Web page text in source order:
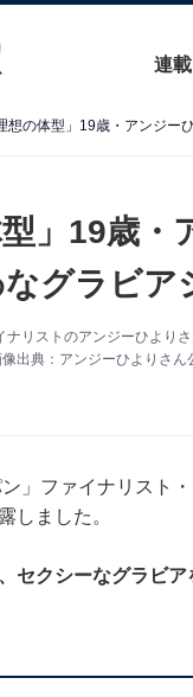
連載
想の体型」19歳・アンジー
型」19歳
グラビア
リストのアンジーひより
出典：アンジーひよりさん
」ファイナリスト
しました。
セクシーなグラビア